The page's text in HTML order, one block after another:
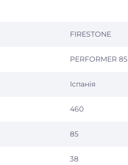
FIRESTONE
PERFORMER 85
Іспанія
460
85
38